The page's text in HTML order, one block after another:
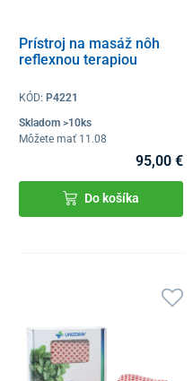
Prístroj na masáž nôh
reflexnou terapiou
KÓD: P4221
Skladom >10ks
Môžete mať 11.08
95,00 €
Do košíka